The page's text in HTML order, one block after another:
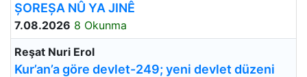
ȘOREȘA NÛ YA JINÊ
7.08.2026 8 Okunma
Reşat Nuri Erol
Kur’an’a göre devlet-249; yeni devlet düzeni